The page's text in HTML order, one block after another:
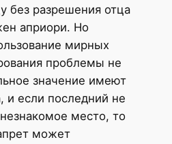
без разрешения отца
априори. Но
мирных
проблемы не
значение имеют
и если последний не
место, то
может